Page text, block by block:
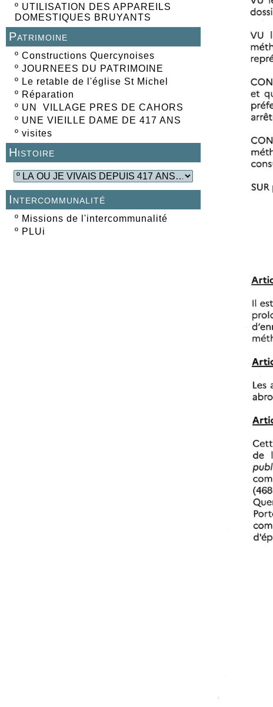
º UTILISATION DES APPAREILS
DOMESTIQUES BRUYANTS
Patrimoine
º Constructions Quercynoises
º JOURNEES DU PATRIMOINE
º Le retable de l'église St Michel
º Réparation
º UN VILLAGE PRES DE CAHORS
º UNE VIEILLE DAME DE 417 ANS
º visites
Histoire
Intercommunalité
º Missions de l'intercommunalité
º PLUi